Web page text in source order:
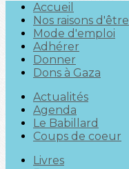
Accueil
Nos raisons d'être
Mode d'emploi
Adhérer
Donner
Dons à Gaza
Actualités
Agenda
Le Babillard
Coups de coeur
Livres